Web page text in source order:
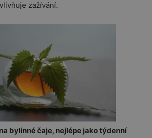
zažívání.
bylinné čaje, nejlépe jako týdenní